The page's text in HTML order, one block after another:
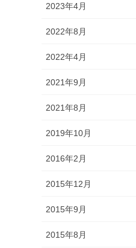
2023年4月
2022年8月
2022年4月
2021年9月
2021年8月
2019年10月
2016年2月
2015年12月
2015年9月
2015年8月